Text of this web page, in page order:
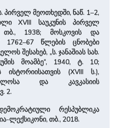
პირველ მეოთხედში, ნაწ. 1–2,
XVIII საუკუნის პირველ
თბ., 1938; მოსკოვის და
1762–67 წლების ცნობები
შესახებ, „ს. ჯანაშიას სახ.
მოამბე“, 1940, ტ. 10;
ისტორიისათვის (XVIII ს.),
და კავკასიის
2.
რესპუბლიკა
ლექსიკონი, თბ., 2018.